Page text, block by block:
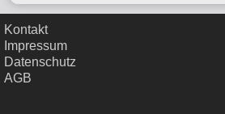
Kontakt
Impressum
Datenschutz
AGB